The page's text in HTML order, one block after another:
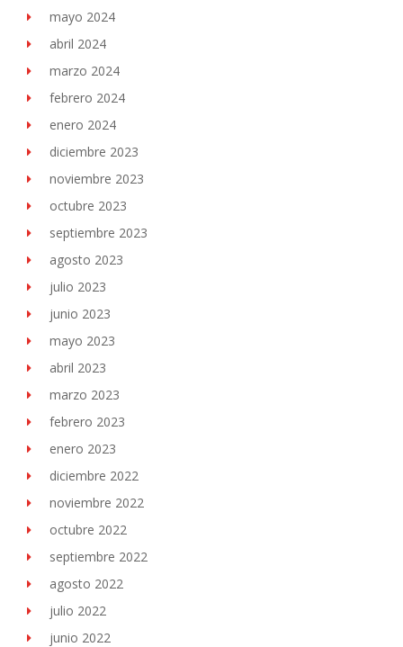
mayo 2024
abril 2024
marzo 2024
febrero 2024
enero 2024
diciembre 2023
noviembre 2023
octubre 2023
septiembre 2023
agosto 2023
julio 2023
junio 2023
mayo 2023
abril 2023
marzo 2023
febrero 2023
enero 2023
diciembre 2022
noviembre 2022
octubre 2022
septiembre 2022
agosto 2022
julio 2022
junio 2022